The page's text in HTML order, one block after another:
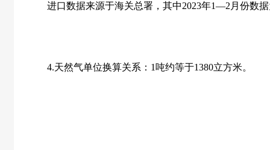
进口数据来源于海关总署，其中2023年1—2 月份数
4.天然气单位换算关系： 1 吨约等于1380立方米。